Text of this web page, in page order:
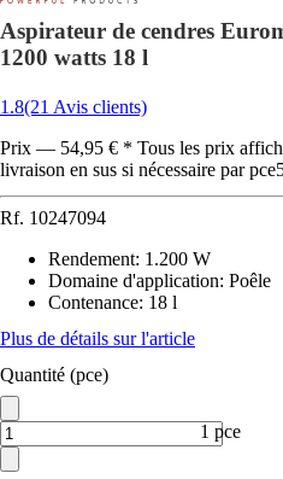
Aspirateur de cendres
1200 watts 18 l
1.8(21 Avis clients)
Prix — 54,95 € * Tous les prix
livraison en sus si nécessaire par pce
Rf. 10247094
Rendement: 1.200 W
Domaine d'application: Poêle
Contenance: 18 l
Plus de détails sur l'article
Quantité (pce)
1 pce